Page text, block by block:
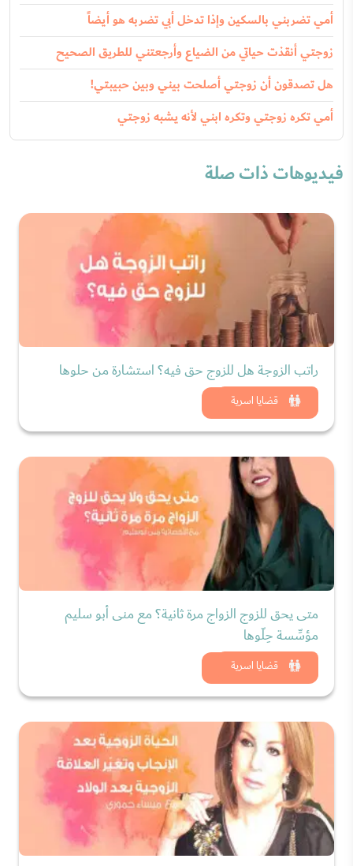
أمي تضربني بالسكين وإذا تدخل أبي تضربه هو أيضاً
زوجتي أنقذت حياتي من الضياع وأرجعتني للطريق الصحيح
هل تصدقون أن زوجتي أصلحت بيني وبين حبيبتي!
أمي تكره زوجتي وتكره ابني لأنه يشبه زوجتي
فيديوهات ذات صلة
قضايا اسرية
راتب الزوجة هل للزوج حق فيه؟ استشارة من حلوها
شاهد الان
قضايا اسرية
متى يحق للزوج الزواج مرة ثانية؟ مع منى أبو سليم
مؤسِّسة حِلّوها
شاهد الان